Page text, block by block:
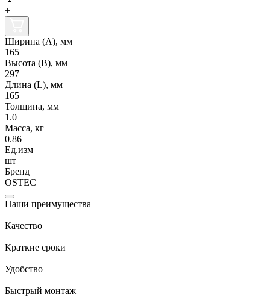
+
Ширина (А), мм
165
Высота (В), мм
297
Длина (L), мм
165
Толщина, мм
1.0
Масса, кг
0.86
Ед.изм
шт
Бренд
OSTEC
Наши преимущества
Качество
Краткие сроки
Удобство
Быстрый монтаж